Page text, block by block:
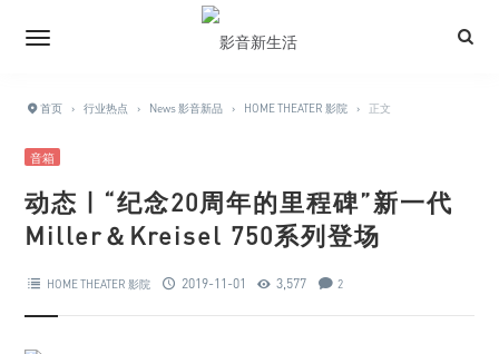
首页 › 行业热点 › News 影音新品 › HOME THEATER 影院 › 正文
音箱
动态 | “纪念20周年的里程碑”新一代
Miller＆Kreisel 750系列登场
HOME THEATER 影院 2019-11-01 3,577 2